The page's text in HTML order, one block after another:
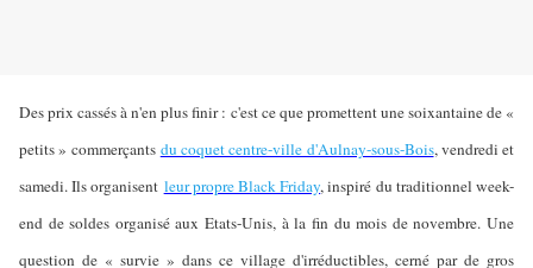
Des prix cassés à n'en plus finir : c'est ce que promettent une soixantaine de «
petits » commerçants du coquet centre-ville d'Aulnay-sous-Bois, vendredi et
samedi. Ils organisent leur propre Black Friday, inspiré du traditionnel week-
end de soldes organisé aux Etats-Unis, à la fin du mois de novembre. Une
question de « survie » dans ce village d'irréductibles, cerné par de gros